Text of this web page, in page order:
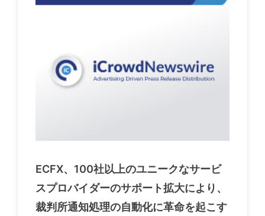
ECFX、100社以上のユニークなサービ
スプロバイダーのサポート拡大により、
裁判所通知処理の自動化に革命を起こす